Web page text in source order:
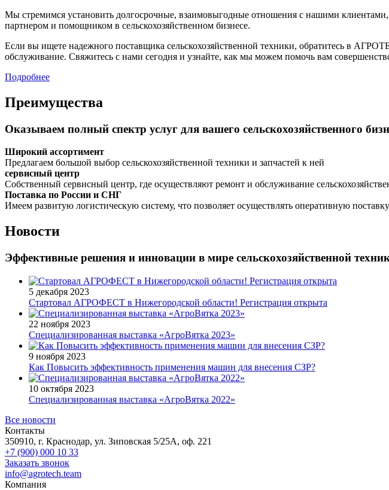
Мы стремимся установить долгосрочные, взаимовыгодные отношения с нашими
партнером и помощником в сельскохозяйственном бизнесе.
Если вы ищете надежного поставщика сельскохозяйственной техники, обратитесь в
обслуживание. Свяжитесь с нами сегодня и узнайте, как мы можем помочь вам
Подробнее
Преимущества
Оказываем полный спектр услуг для вашего сельскохозяйственного
Широкий ассортимент
Предлагаем большой выбор сельскохозяйственной техники и запчастей к ней
сервисный центр
Собственный сервисный центр, где осуществляют ремонт и обслуживание
Поставка по России и СНГ
Имеем развитую логистическую систему, что позволяет осуществлять оперативную поставку
Новости
Эффективные решения и инновации в мире сельскохозяйственной
5 декабря 2023
Стартовал АГРОФЕСТ в Нижегородской области! Регистрация открыта
22 ноября 2023
Специализированная выставка «АгроВятка 2023»
9 ноября 2023
Как Повысить эффективность применения машин для внесения СЗР?
10 октября 2023
Специализированная выставка «АгроВятка 2022»
Все новости
Контакты
350910, г. Краснодар, ул. Зиповская 5/25А, оф. 221
+7 (900) 000 10 33
Заказать звонок
info@agrotech.team
Компания